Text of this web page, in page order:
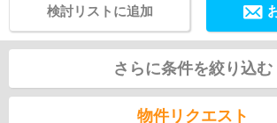
検討リストに追加
さらに条件を絞り込む
物件リクエスト